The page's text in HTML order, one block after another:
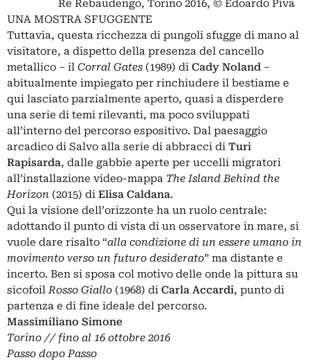
Re Rebaudengo, Torino 2016, © Edoardo Piva
UNA MOSTRA SFUGGENTE
Tuttavia, questa ricchezza di pungoli sfugge di mano al
visitatore, a dispetto della presenza del cancello
metallico – il Corral Gates (1989) di Cady Noland –
abitualmente impiegato per rinchiudere il bestiame e
qui lasciato parzialmente aperto, quasi a disperdere
una serie di temi rilevanti, ma poco sviluppati
all’interno del percorso espositivo. Dal paesaggio
arcadico di Salvo alla serie di abbracci di Turi
Rapisarda, dalle gabbie aperte per uccelli migratori
all’installazione video-mappa The Island Behind the
Horizon (2015) di Elisa Caldana.
Qui la visione dell’orizzonte ha un ruolo centrale:
adottando il punto di vista di un osservatore in mare, si
vuole dare risalto “alla condizione di un essere umano in
movimento verso un futuro desiderato” ma distante e
incerto. Ben si sposa col motivo delle onde la pittura su
sicofoilRosso Giallo (1968) di Carla Accardi, punto di
partenza e di fine ideale del percorso.
Massimiliano Simone
Torino // fino al 16 ottobre 2016
Passo dopo Passo